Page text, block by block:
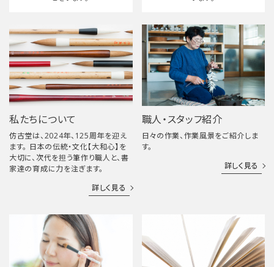
私たちについて
仿古堂は、2024年、125周年を迎え
ます。 日本の伝統・文化【大和心】を
大切に、次代を担う筆作り職人と、書
家達の育成に力を注ぎます。
詳しく見る
職人・スタッフ紹介
日々の作業、作業風景をご紹介しま
す。
詳しく見る